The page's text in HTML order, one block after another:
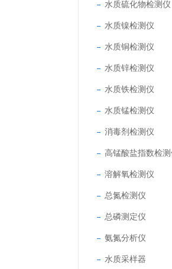
水质硫化物检测仪
水质镍检测仪
水质铜检测仪
水质锌检测仪
水质铁检测仪
水质锰检测仪
消毒剂检测仪
高锰酸盐指数检测
溶解氧检测仪
总氮检测仪
总磷测定仪
氨氮分析仪
水质采样器